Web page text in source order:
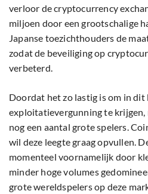
verloor de cryptocurrency
miljoen door een grootschalige
Japanse toezichthouders de
zodat de beveiliging op
verbeterd.
Doordat het zo lastig is om in dit
exploitatievergunning te krijgen,
nog een aantal grote spelers.
wil deze leegte graag opvullen.
momenteel voornamelijk door
minder hoge volumes
grote wereldspelers op deze